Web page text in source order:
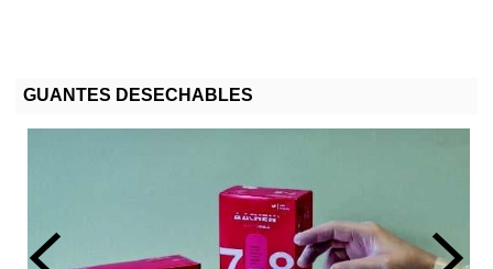
GUANTES DESECHABLES